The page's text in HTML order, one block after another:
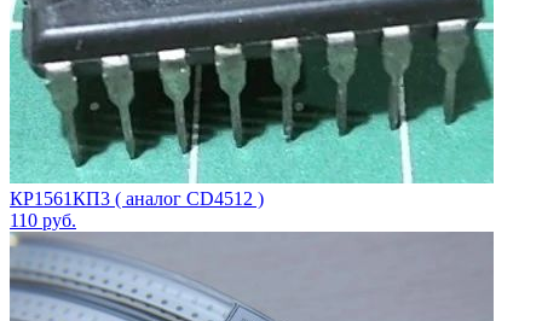
КР1561КП3 ( аналог CD4512 )
110 руб.